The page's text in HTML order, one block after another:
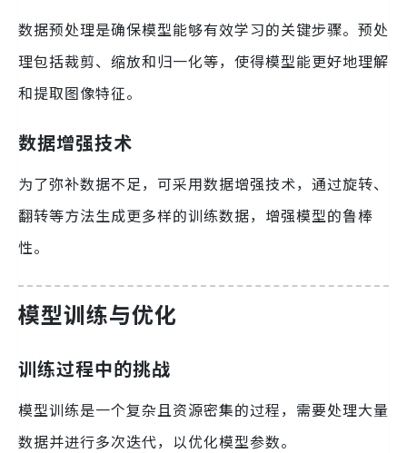
数据预处理是确保模型能够有效学习的关键步骤。预处
理包括裁剪、缩放和归一化等，使得模型能更好地理解
和提取图像特征。
数据增强技术
为了弥补数据不足，可采用数据增强技术，通过旋转、
翻转等方法生成更多样的训练数据，增强模型的鲁棒
性。
模型训练与优化
训练过程中的挑战
模型训练是一个复杂且资源密集的过程，需要处理大量
数据并进行多次迭代，以优化模型参数。